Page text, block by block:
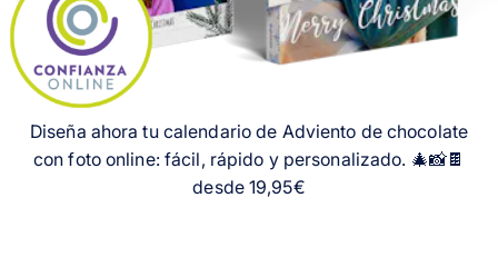
Inspiración
Atención al cliente
Diseña ahora tu calendario de Adviento de chocolate
con foto online: fácil, rápido y personalizado. 🎄📸🍫
desde 19,95€